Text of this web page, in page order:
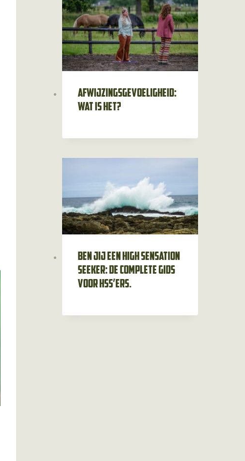
Afwijzingsgevoeligheid:
wat is het?
Ben jij een high sensation
seeker: de complete gids
voor HSS’ers.